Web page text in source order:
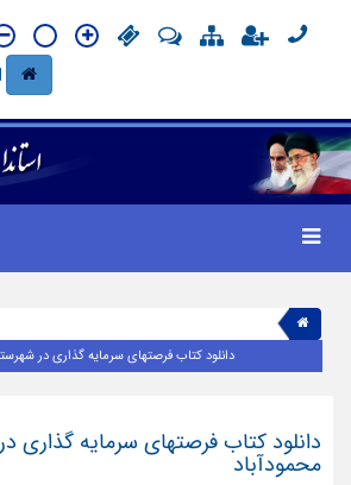
دانلود کتاب فرصتهای سرمایه گذاری در
دانلود کتاب فرصتهای سرمایه گذاری
محمودآباد